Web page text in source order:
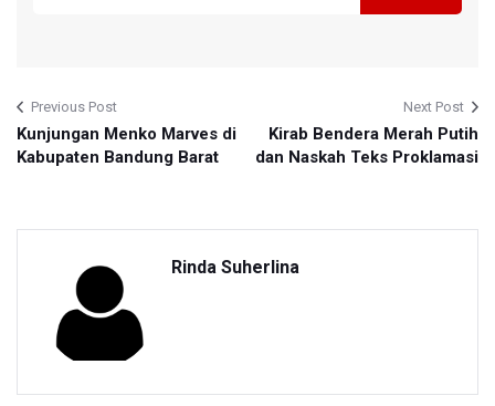
Previous Post
Kunjungan Menko Marves di
Kabupaten Bandung Barat
Next Post
Kirab Bendera Merah Putih
dan Naskah Teks Proklamasi
Rinda Suherlina